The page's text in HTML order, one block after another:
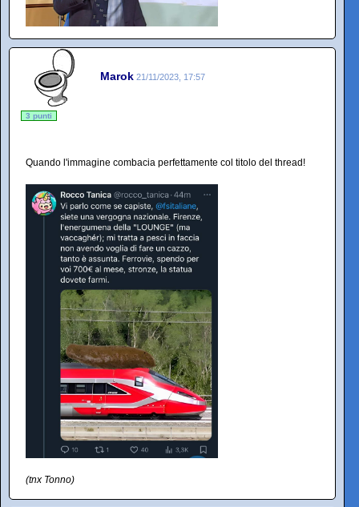
Marok 21/11/2023, 17:57
3 punti
Quando l'immagine combacia perfettamente col titolo del thread!
(tnx Tonno)